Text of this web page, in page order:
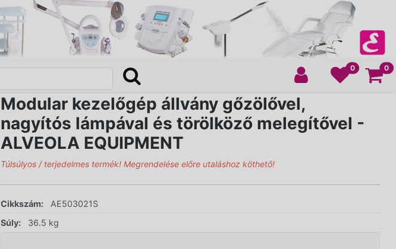
0 0
Modular kezelőgép állvány gőzölővel,
nagyítós lámpával és törölköző melegítővel -
ALVEOLA EQUIPMENT
Túlsúlyos / terjedelmes termék! Megrendelése előre utaláshoz köthető!
Cikkszám:
AE503021S
Súly:
36.5 kg